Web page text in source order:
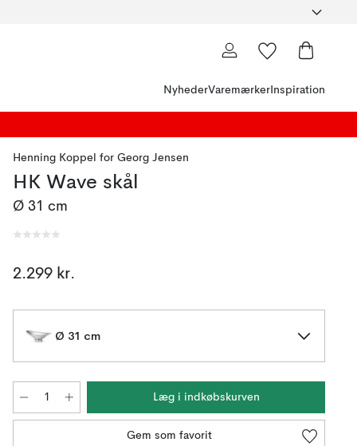
NyhederVaremærker Inspiration
Henning Koppel for Georg Jensen
HK Wave skål
Ø 31 cm
2.299 kr.
Ø 31 cm
Læg i indkøbskurven
Gem som favorit